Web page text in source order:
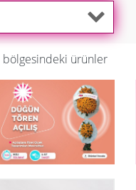
bölgesindeki ürünler